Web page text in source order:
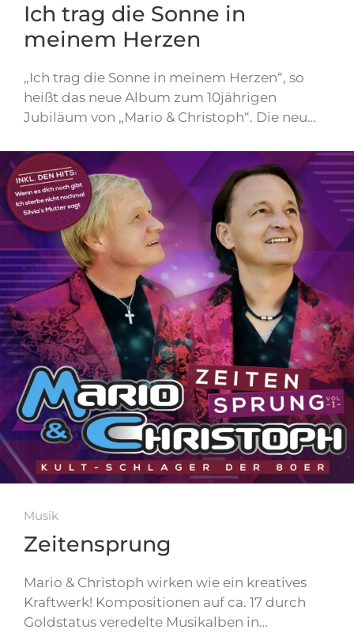
Ich trag die Sonne in
meinem Herzen
„Ich trag die Sonne in meinem Herzen“, so
heißt das neue Album zum 10jährigen
Jubiläum von „Mario & Christoph“. Die neu…
Musik
Zeitensprung
Mario & Christoph wirken wie ein kreatives
Kraftwerk! Kompositionen auf ca. 17 durch
Goldstatus veredelte Musikalben in…